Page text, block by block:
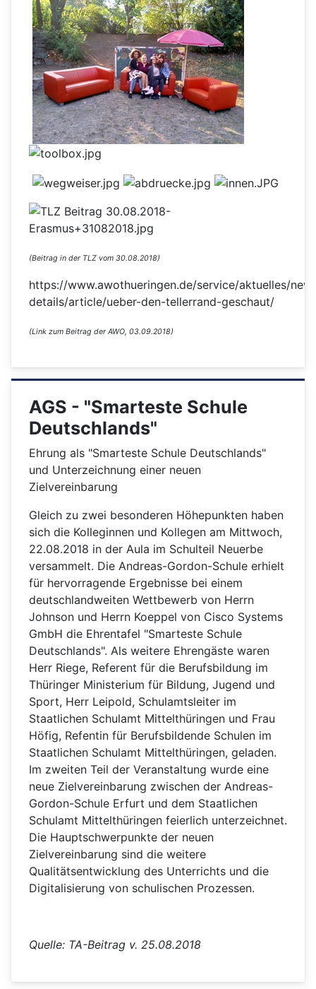
(Beitrag in der TLZ vom 30.08.2018)
https://www.awothueringen.de/service/aktuelles/
details/article/ueber-den-tellerrand-geschaut/
(Link zum Beitrag der AWO, 03.09.2018)
AGS - "Smarteste Schule
Deutschlands"
Ehrung als "Smarteste Schule Deutschlands"
und Unterzeichnung einer neuen
Zielvereinbarung
Gleich zu zwei besonderen Höhepunkten haben
sich die Kolleginnen und Kollegen am Mittwoch,
22.08.2018 in der Aula im Schulteil Neuerbe
versammelt. Die Andreas-Gordon-Schule erhielt
für hervorragende Ergebnisse bei einem
deutschlandweiten Wettbewerb von Herrn
Johnson und Herrn Koeppel von Cisco Systems
GmbH die Ehrentafel "Smarteste Schule
Deutschlands". Als weitere Ehrengäste waren
Herr Riege, Referent für die Berufsbildung im
Thüringer Ministerium für Bildung, Jugend und
Sport, Herr Leipold, Schulamtsleiter im
Staatlichen Schulamt Mittelthüringen und Frau
Höfig, Refentin für Berufsbildende Schulen im
Staatlichen Schulamt Mittelthüringen, geladen.
Im zweiten Teil der Veranstaltung wurde eine
neue Zielvereinbarung zwischen der Andreas-
Gordon-Schule Erfurt und dem Staatlichen
Schulamt Mittelthüringen feierlich unterzeichnet.
Die Hauptschwerpunkte der neuen
Zielvereinbarung sind die weitere
Qualitätsentwicklung des Unterrichts und die
Digitalisierung von schulischen Prozessen.
Quelle: TA-Beitrag v. 25.08.2018